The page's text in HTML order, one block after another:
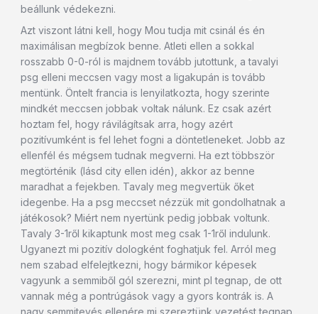
beállunk védekezni.
Azt viszont látni kell, hogy Mou tudja mit csinál és én
maximálisan megbízok benne. Atleti ellen a sokkal
rosszabb 0-0-ról is majdnem tovább jutottunk, a tavalyi
psg elleni meccsen vagy most a ligakupán is tovább
mentünk. Öntelt francia is lenyilatkozta, hogy szerinte
mindkét meccsen jobbak voltak nálunk. Ez csak azért
hoztam fel, hogy rávilágítsak arra, hogy azért
pozitívumként is fel lehet fogni a döntetleneket. Jobb az
ellenfél és mégsem tudnak megverni. Ha ezt többször
megtörténik (lásd city ellen idén), akkor az benne
maradhat a fejekben. Tavaly meg megvertük őket
idegenbe. Ha a psg meccset nézzük mit gondolhatnak a
játékosok? Miért nem nyertünk pedig jobbak voltunk.
Tavaly 3-1ről kikaptunk most meg csak 1-1ről indulunk.
Ugyanezt mi pozitív dologként foghatjuk fel. Arról meg
nem szabad elfelejtkezni, hogy bármikor képesek
vagyunk a semmiből gól szerezni, mint pl tegnap, de ott
vannak még a pontrúgások vagy a gyors kontrák is. A
nagy semmitevés ellenére mi szereztünk vezetést tegnap